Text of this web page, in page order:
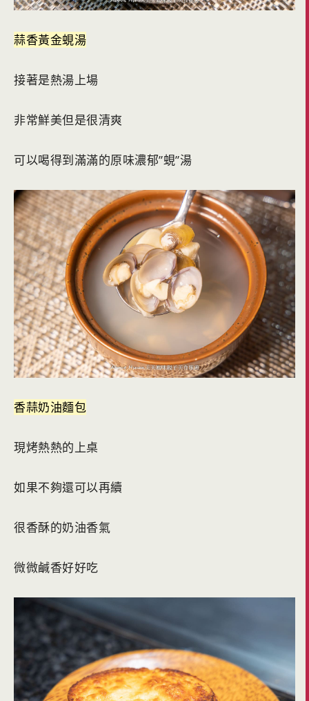
蒜香黃金蜆湯
接著是熱湯上場
非常鮮美但是很清爽
可以喝得到滿滿的原味濃郁”蜆”湯
香蒜奶油麵包
現烤熱熱的上桌
如果不夠還可以再續
很香酥的奶油香氣
微微鹹香好好吃